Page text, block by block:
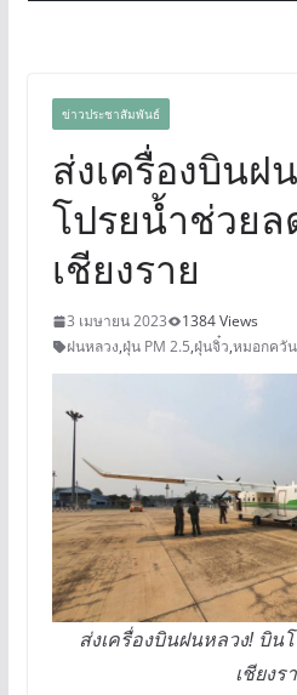
ข่าวประชาสัมพันธ์
ส่งเครื่องบินฝ
โปรยน้ำช่วย
เชียงราย
3 เมษายน 2023
1384 Views
ฝนหลวง,ฝุ่น PM 2.5,ฝุ่นจิ๋ว,หมอกควัน
ส่งเครื่องบินฝนหลวง! บิ
เชียงร